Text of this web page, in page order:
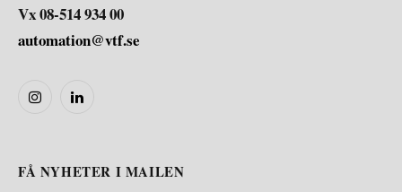
Vx 08-514 934 00
automation@vtf.se
InstagramLinkedIn
FÅ NYHETER I MAILEN